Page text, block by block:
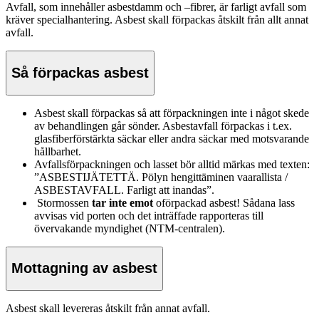
Avfall, som innehåller asbestdamm och –fibrer, är farligt avfall som
kräver specialhantering. Asbest skall förpackas åtskilt från allt annat
avfall.
Så förpackas asbest
Asbest skall förpackas så att förpackningen inte i något skede
av behandlingen går sönder. Asbestavfall förpackas i t.ex.
glasfiberförstärkta säckar eller andra säckar med motsvarande
hållbarhet.
Avfallsförpackningen och lasset bör alltid märkas med texten:
”ASBESTIJÄTETTÄ. Pölyn hengittäminen vaarallista /
ASBESTAVFALL. Farligt att inandas”.
Stormossen tar inte emot oförpackad asbest! Sådana lass
avvisas vid porten och det inträffade rapporteras till
övervakande myndighet (NTM-centralen).
Mottagning av asbest
Asbest skall levereras åtskilt från annat avfall.